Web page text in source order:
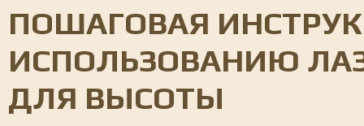
ПОШАГОВАЯ
ИСПОЛЬЗОВАНИЮ
ДЛЯ ВЫСОТЫ